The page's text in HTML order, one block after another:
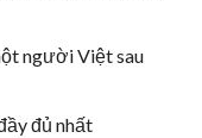
người Việt sau
đủ nhất